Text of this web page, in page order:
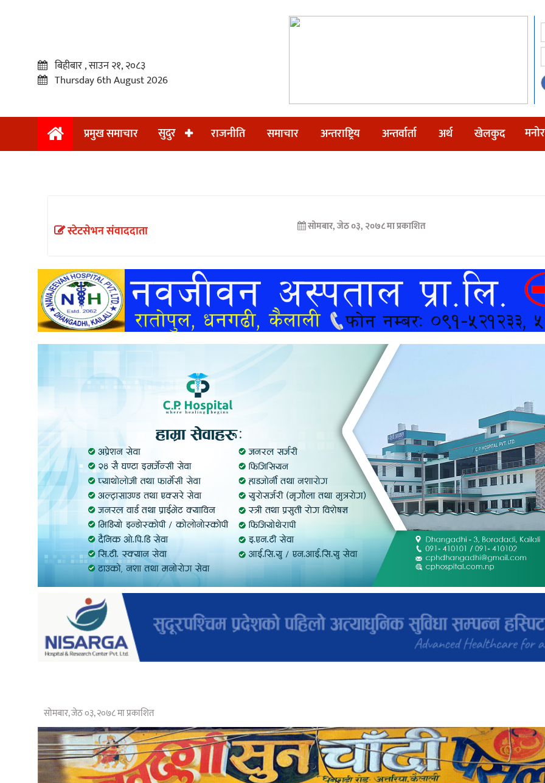
प्रमुख
अन्तराष्ट्रिय
अन्तर्वार्ता
खेलकुद
बिहीबार , साउन २१, २०८३
Thursday 6th August 2026
प्रमुख समाचार सुदुर राजनीति समाचार अन्तराष्ट्रिय अन्तर्वार्ता अर्थ खेलकुद
स्टेटसेभन संवाददाता सोमबार, जेठ ०३, २०७८ मा प्रकाशित
सोमबार, जेठ ०३, २०७८ मा प्रकाशित